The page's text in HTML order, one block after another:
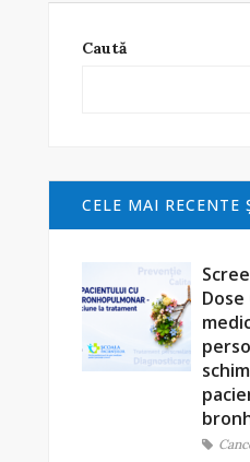
Caută
CELE MAI RECENTE
Dose